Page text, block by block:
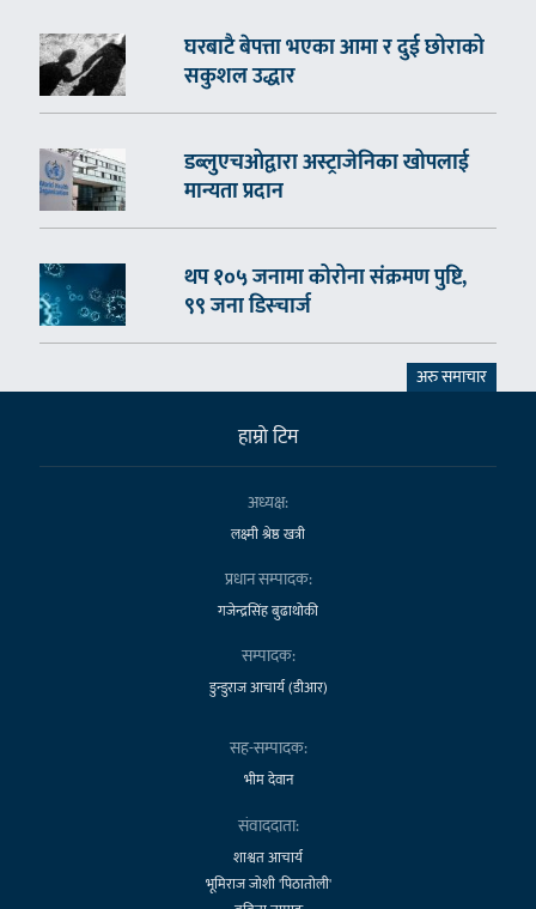
घरबाटै बेपत्ता भएका आमा र दुई छोराको
सकुशल उद्धार
डब्लुएचओद्वारा अस्ट्राजेनिका खोपलाई
मान्यता प्रदान
थप १०५ जनामा कोरोना संक्रमण पुष्टि,
९९ जना डिस्चार्ज
अरु समाचार
हाम्राे टिम
अध्यक्ष:
लक्ष्मी श्रेष्ठ खत्री
प्रधान सम्पादक:
गजेन्द्रसिंह बुढाथोकी
सम्पादक:
डुन्डुराज आचार्य (डीआर)
सह-सम्पादक:
भीम देवान
संवाददाता:
शाश्वत आचार्य
भूमिराज जोशी 'पिठातोली'